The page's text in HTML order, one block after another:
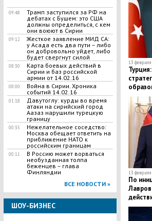
09:48
Трамп заступился за РФ на
дебатах с Бушем: это США
должны определиться, с кем
они воюют в Сирии
09:12
Жесткое заявление МИД СА:
у Асада есть два пути – либо
он добровольно уйдет, либо
будет свергнут силой
08:30
Карта боевых действий в
Сирии и баз российской
армии от 14.02.16
08:00
Война в Сирии. Хроника
событий 14.02.16
01:18
Давутоглу: курды во время
атаки на сирийский город
Аазаз нарушили турецкую
границу
00:35
Нежелательное соседство:
Москва обещает ответить на
приближение НАТО к
российским границам
00:11
В Россию может ворваться
необузданная толпа
беженцев – глава
Финляндии
ВСЕ НОВОСТИ »
ШОУ-БИЗНЕС
13
Запада
13
По
Лавров